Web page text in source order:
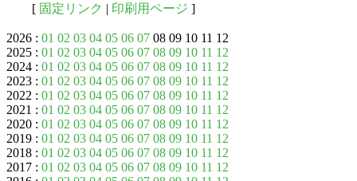
[ 固定リンク | 印刷用ページ ]
2026 : 01 02 03 04 05 06 07 08 09 10 11 12
2025 : 01 02 03 04 05 06 07 08 09 10 11 12
2024 : 01 02 03 04 05 06 07 08 09 10 11 12
2023 : 01 02 03 04 05 06 07 08 09 10 11 12
2022 : 01 02 03 04 05 06 07 08 09 10 11 12
2021 : 01 02 03 04 05 06 07 08 09 10 11 12
2020 : 01 02 03 04 05 06 07 08 09 10 11 12
2019 : 01 02 03 04 05 06 07 08 09 10 11 12
2018 : 01 02 03 04 05 06 07 08 09 10 11 12
2017 : 01 02 03 04 05 06 07 08 09 10 11 12